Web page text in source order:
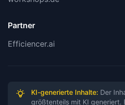
Partner
Efficiencer.ai
KI-generierte Inhalte: Der
größtenteils mit KI generiert.